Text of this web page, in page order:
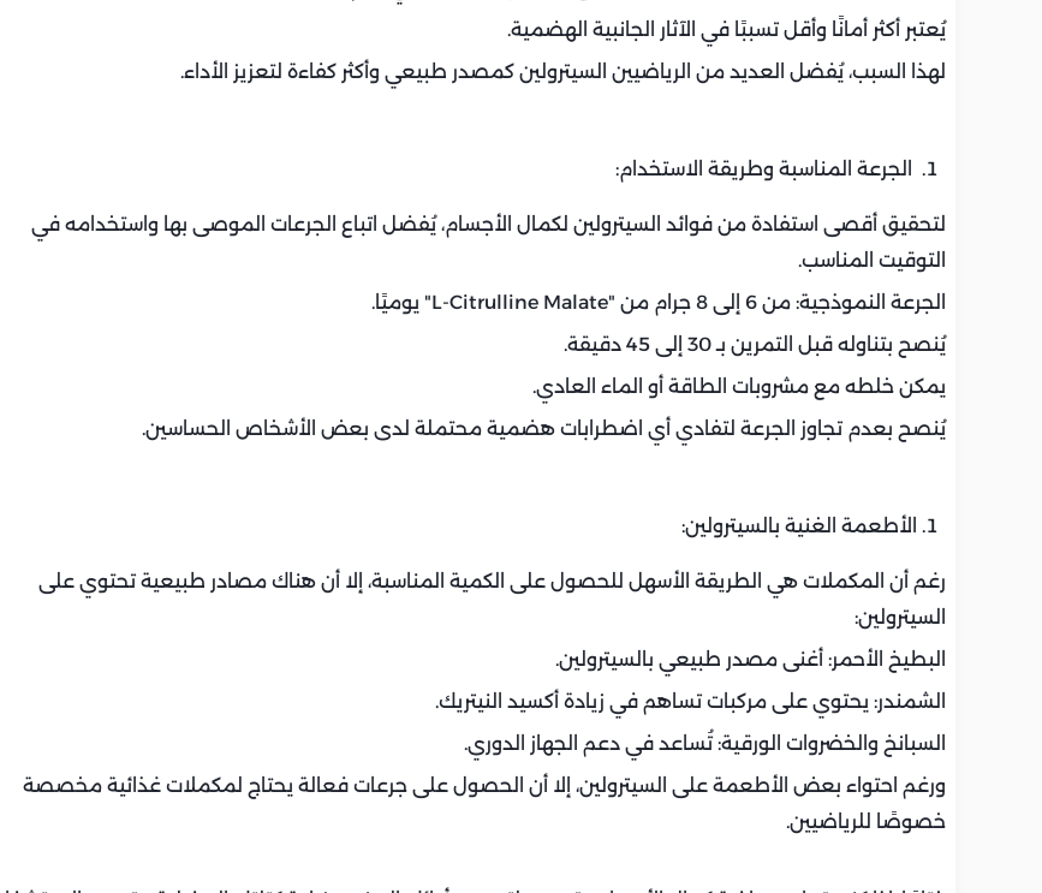
يُعتبر أكثر أمانًا وأقل تسببًا في الآثار الجانبية الهضمية.
لهذا السبب، يُفضل العديد من الرياضيين السيترولين كمصدر طبيعي وأكثر كفاءة لتعزيز الأداء.
الجرعة المناسبة وطريقة الاستخدام:
لتحقيق أقصى استفادة من فوائد السيترولين لكمال الأجسام، يُفضل اتباع الجرعات الموصى بها واستخدامه في
التوقيت المناسب.
الجرعة النموذجية: من 6 إلى 8 جرام من "L-Citrulline Malate" يوميًا.
يُنصح بتناوله قبل التمرين بـ 30 إلى 45 دقيقة.
يمكن خلطه مع مشروبات الطاقة أو الماء العادي.
يُنصح بعدم تجاوز الجرعة لتفادي أي اضطرابات هضمية محتملة لدى بعض الأشخاص الحساسين.
الأطعمة الغنية بالسيترولين:
رغم أن المكملات هي الطريقة الأسهل للحصول على الكمية المناسبة، إلا أن هناك مصادر طبيعية تحتوي على
السيترولين:
البطيخ الأحمر: أغنى مصدر طبيعي بالسيترولين.
الشمندر: يحتوي على مركبات تساهم في زيادة أكسيد النيتريك.
السبانخ والخضروات الورقية: تُساعد في دعم الجهاز الدوري.
ورغم احتواء بعض الأطعمة على السيترولين، إلا أن الحصول على جرعات فعالة يحتاج لمكملات غذائية مخصصة
خصوصًا للرياضيين.